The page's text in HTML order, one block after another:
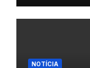
NOTÍCIA